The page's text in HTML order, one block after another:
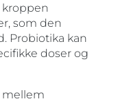
som den
Probiotika kan
doser og
mellem